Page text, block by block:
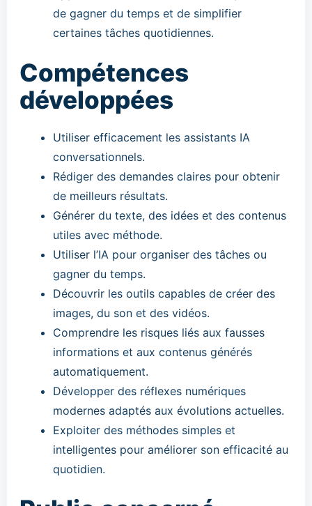
de gagner du temps et de simplifier
certaines tâches quotidiennes.
Compétences
développées
Utiliser efficacement les assistants IA
conversationnels.
Rédiger des demandes claires pour obtenir
de meilleurs résultats.
Générer du texte, des idées et des contenus
utiles avec méthode.
Utiliser l’IA pour organiser des tâches ou
gagner du temps.
Découvrir les outils capables de créer des
images, du son et des vidéos.
Comprendre les risques liés aux fausses
informations et aux contenus générés
automatiquement.
Développer des réflexes numériques
modernes adaptés aux évolutions actuelles.
Exploiter des méthodes simples et
intelligentes pour améliorer son efficacité au
quotidien.